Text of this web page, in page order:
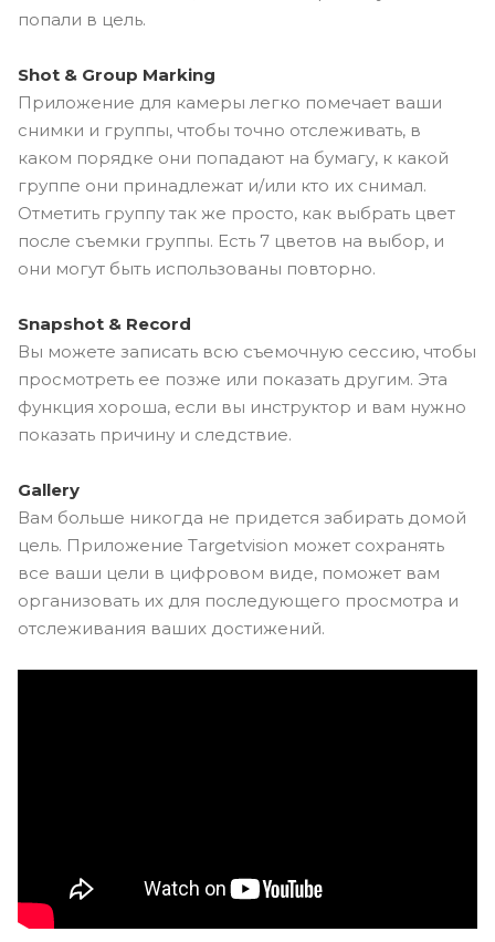
попали в цель.
Shot & Group Marking
Приложение для камеры легко помечает ваши
снимки и группы, чтобы точно отслеживать, в
каком порядке они попадают на бумагу, к какой
группе они принадлежат и/или кто их снимал.
Отметить группу так же просто, как выбрать цвет
после съемки группы. Есть 7 цветов на выбор, и
они могут быть использованы повторно.
Snapshot & Record
Вы можете записать всю съемочную сессию, чтобы
просмотреть ее позже или показать другим. Эта
функция хороша, если вы инструктор и вам нужно
показать причину и следствие.
Gallery
Вам больше никогда не придется забирать домой
цель. Приложение Targetvision может сохранять
все ваши цели в цифровом виде, поможет вам
организовать их для последующего просмотра и
отслеживания ваших достижений.